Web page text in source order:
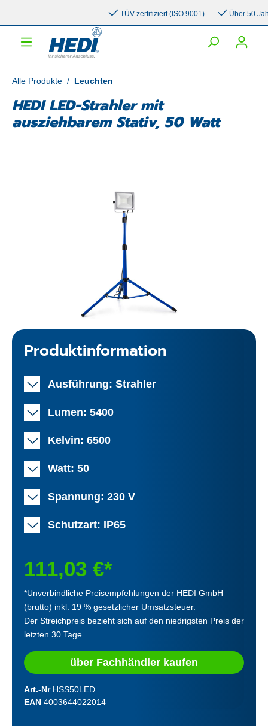
TÜV zertifiziert (ISO 9001) Über 50 Jahre
Alle Produkte / Leuchten
HEDI LED-Strahler mit
ausziehbarem Stativ, 50 Watt
Produktinformation
Ausführung: Strahler
Lumen: 5400
Kelvin: 6500
Watt: 50
Spannung: 230 V
Schutzart: IP65
111,03 €*
*Unverbindliche Preisempfehlungen der HEDI GmbH
(brutto) inkl. 19 % gesetzlicher Umsatzsteuer.
Der Streichpreis bezieht sich auf den niedrigsten Preis der
letzten 30 Tage.
über Fachhändler kaufen
Art.-Nr HSS50LED
EAN 4003644022014